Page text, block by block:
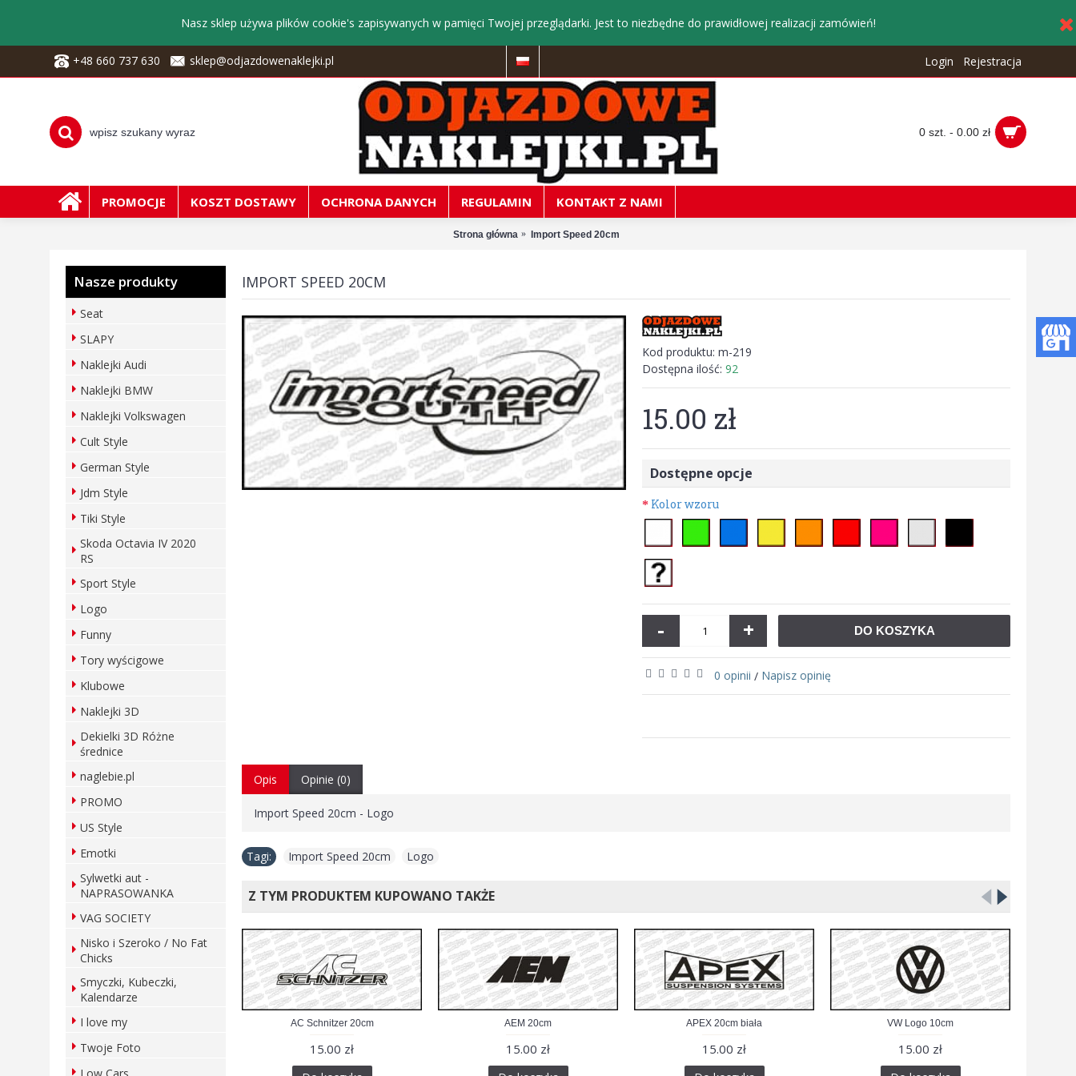
Nasz sklep używa plików cookie's zapisywanych w pamięci Twojej przeglądarki. Jest to niezbędne do prawidłowej realizacji zamówień!
+48 660 737 630 sklep@odjazdowenaklejki.pl Login Rejestracja
0 szt. - 0.00 zł
PROMOCJE KOSZT DOSTAWY OCHRONA DANYCH REGULAMIN KONTAKT Z NAMI
Strona główna Import Speed 20cm
Nasze produkty
Seat
SLAPY
Naklejki Audi
Naklejki BMW
Naklejki Volkswagen
Cult Style
German Style
Jdm Style
Tiki Style
Skoda Octavia IV 2020
RS
Sport Style
Logo
Funny
Tory wyścigowe
Klubowe
Naklejki 3D
Dekielki 3D Różne
średnice
naglebie.pl
PROMO
US Style
Emotki
Sylwetki aut -
NAPRASOWANKA
VAG SOCIETY
Nisko i Szeroko / No Fat
Chicks
Smyczki, Kubeczki,
Kalendarze
I love my
Twoje Foto
IMPORT SPEED 20CM
Kod produktu: m-219
Dostępna ilość: 92
15.00 zł
Dostępne opcje
Kolor wzoru
- + DO KOSZYKA
0 opinii / Napisz opinię
Opis Opinie (0)
Import Speed 20cm - Logo
Tagi: Import Speed 20cm Logo
Z TYM PRODUKTEM KUPOWANO TAKŻE
AC Schnitzer 20cm
15.00 zł
AEM 20cm
15.00 zł
APEX 20cm biała
15.00 zł
VW Logo 10cm
15.00 zł